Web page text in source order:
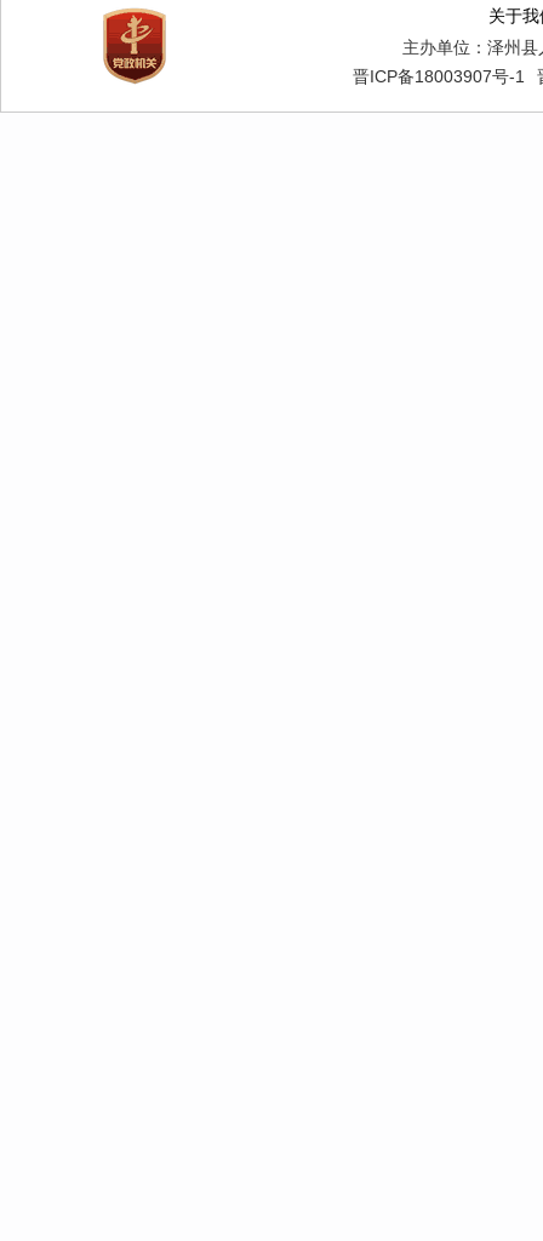
关于我
主办单位：泽州
晋ICP备18003907号-1